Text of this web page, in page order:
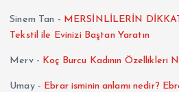
Sinem Tan - MERSİNLİLERİN
Tekstil ile Evinizi Baştan Yaratın
Merv- Koç Burcu Kadının Özellikleri
Umay- Ebrar isminin anlamı nedir?